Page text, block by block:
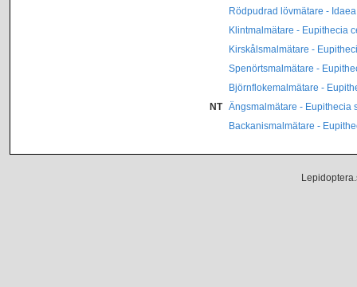
Rödpudrad lövmätare -
Klintmalmätare - Eupithecia
Kirskålsmalmätare -
Spenörtsmalmätare -
Björnflokemalmätare -
NT
Ängsmalmätare - Eupithecia
Backanismalmätare -